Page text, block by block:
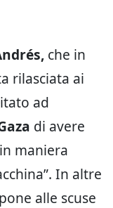
che in
rilasciata ai
ad
di avere
maniera
In altre
alle scuse